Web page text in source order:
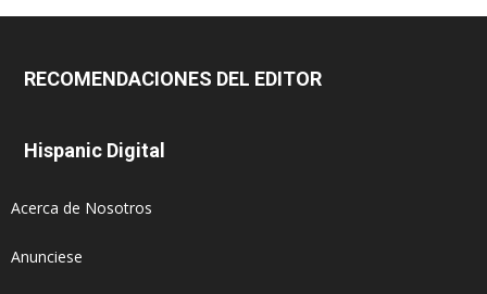
RECOMENDACIONES DEL EDITOR
Hispanic Digital
Acerca de Nosotros
Anunciese